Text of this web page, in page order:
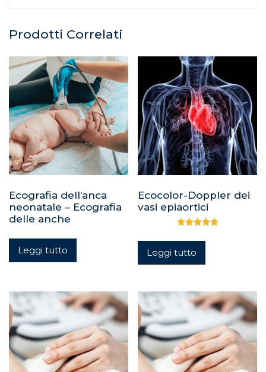
Prodotti Correlati
Ecografia dell’anca
neonatale – Ecografia
delle anche
Leggi tutto
Ecocolor-Doppler dei
vasi epiaortici
5.00
su 5
Leggi tutto